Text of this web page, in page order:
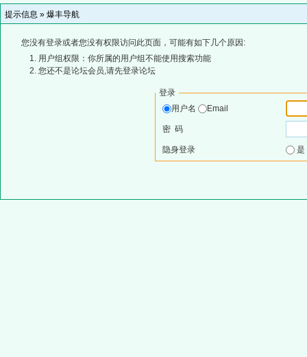
提示信息 » 爆丰导航
您没有登录或者您没有权限访问此页面，可能有如下几个原因:
用户组权限：你所属的用户组不能使用搜索功能
您还不是论坛会员,请先登录论坛
登录
用户名
Email
密 码
隐身登录